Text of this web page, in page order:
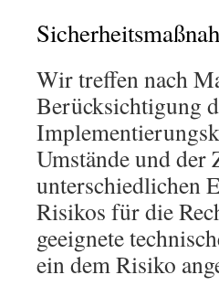
Wir treffen nach
Berücksichtigung
Umstände und der
unterschiedlichen
Risikos für die
geeignete
ein dem Risiko